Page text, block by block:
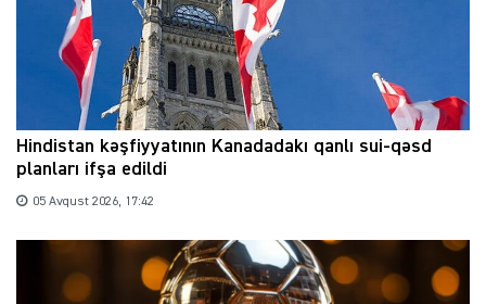
Hindistan kəşfiyyatının Kanadadakı qanlı sui-qəsd
planları ifşa edildi
05 Avqust 2026, 17:42